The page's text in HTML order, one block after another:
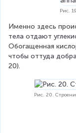
Рис.
Именно здесь
тела отдают
Обогащенная
чтобы оттуда
20).
Рис. 20.